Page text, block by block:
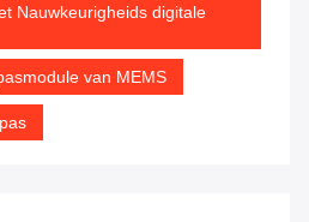
Nauwkeurigheids digitale
van MEMS